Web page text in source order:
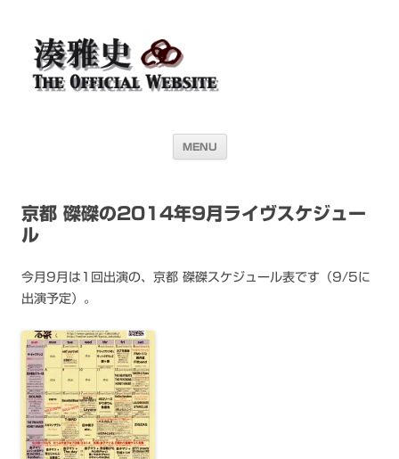
湊雅史オフィシャル・ウェブサイト＜
Masafumi Minato THE
OFFICIAL WEBSITE＞
ウェブサイトです
MENU
京都 磔磔の2014年9月ライヴスケジュー
ル
今月9月は1回出演の、京都 磔磔スケジュール表です（9/5に
出演予定）。